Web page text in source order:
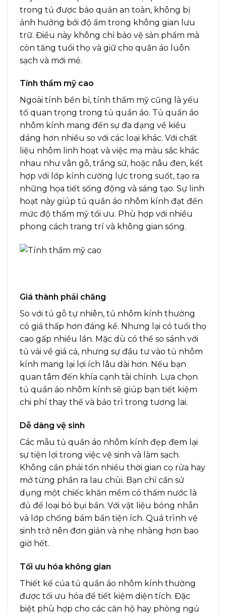
trong tủ được bảo quản an toàn, không bị
ảnh hưởng bởi độ ẩm trong không gian lưu
trữ. Điều này không chỉ bảo vệ sản phẩm mà
còn tăng tuổi thọ và giữ cho quần áo luôn
sạch và mới mẻ.
Tính thẩm mỹ cao
Ngoài tính bền bỉ, tính thẩm mỹ cũng là yếu
tố quan trọng trong tủ quần áo. Tủ quần áo
nhôm kính mang đến sự đa dạng về kiểu
dáng hơn nhiều so với các loại khác. Với chất
liệu nhôm linh hoạt và việc mạ màu sắc khác
nhau như vân gỗ, trắng sứ, hoặc nâu đen, kết
hợp với lớp kính cường lực trong suốt, tạo ra
những họa tiết sống động và sáng tạo. Sự linh
hoạt này giúp tủ quần áo nhôm kính đạt đến
mức độ thẩm mỹ tối ưu. Phù hợp với nhiều
phong cách trang trí và không gian sống.
Giá thành phải chăng
So với tủ gỗ tự nhiên, tủ nhôm kính thường
có giá thấp hơn đáng kể. Nhưng lại có tuổi thọ
cao gấp nhiều lần. Mặc dù có thể so sánh với
tủ vải về giá cả, nhưng sự đầu tư vào tủ nhôm
kính mang lại lợi ích lâu dài hơn. Nếu bạn
quan tâm đến khía cạnh tài chính. Lựa chọn
tủ quần áo nhôm kính sẽ giúp bạn tiết kiệm
chi phí thay thế và bảo trì trong tương lai.
Dễ dàng vệ sinh
Các mẫu tủ quần áo nhôm kính đẹp đem lại
sự tiện lợi trong việc vệ sinh và làm sạch.
Không cần phải tốn nhiều thời gian cọ rửa hay
mở từng phần ra lau chùi. Bạn chỉ cần sử
dụng một chiếc khăn mềm có thấm nước là
đủ để loại bỏ bụi bẩn. Với vật liệu bóng nhẵn
và lớp chống bám bẩn tiện ích. Quá trình vệ
sinh trở nên đơn giản và nhẹ nhàng hơn bao
giờ hết.
Tối ưu hóa không gian
Thiết kế của tủ quần áo nhôm kính thường
được tối ưu hóa để tiết kiệm diện tích. Đặc
biệt phù hợp cho các căn hộ hay phòng ngủ